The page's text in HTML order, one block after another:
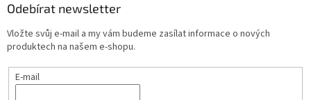
Odebírat newsletter
Vložte svůj e-mail a my vám budeme zasílat informace o nových
produktech na našem e-shopu.
E-mail